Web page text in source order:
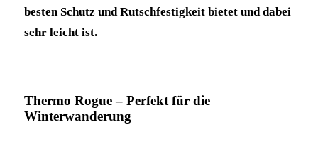
besten Schutz und Rutschfestigkeit bietet und dabei
sehr leicht ist.
Thermo Rogue – Perfekt für die
Winterwanderung